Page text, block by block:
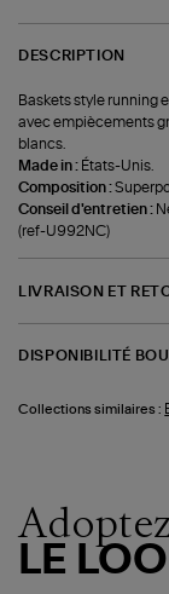
DESCRIPTION
Baskets style running
avec empiècements
blancs.
Made in : États-Unis.
Composition :
Conseil d'entretien :
(ref-U992NC)
LIVRAISON ET
DISPONIBILITÉ
Collections similaires :
LE